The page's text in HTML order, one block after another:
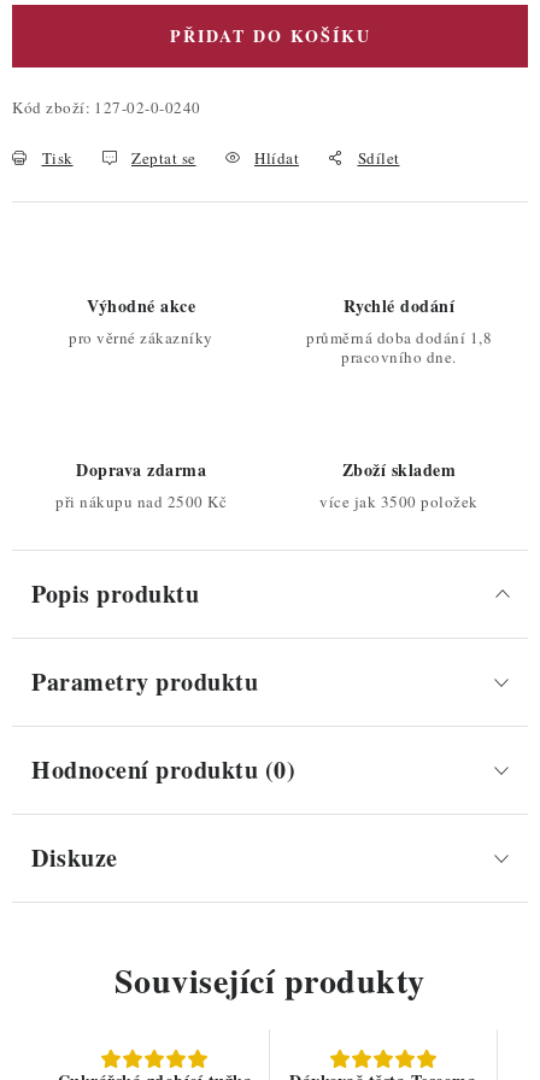
PŘIDAT DO KOŠÍKU
Kód zboží: 127-02-0-0240
Tisk Zeptat se Hlídat Sdílet
Výhodné akce
pro věrné zákazníky
Rychlé dodání
průměrná doba dodání 1,8
pracovního dne.
Doprava zdarma
při nákupu nad 2500 Kč
Zboží skladem
více jak 3500 položek
Popis produktu
Parametry produktu
Hodnocení produktu (0)
Diskuze
Související produkty